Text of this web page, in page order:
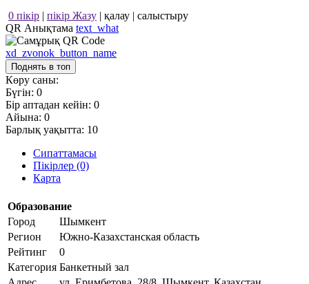
0 пікір | пікір Жазу | қалау | салыстыру
QR Анықтама text_what
xd_zvonok_button_name
Поднять в топ
Көру саны:
Бүгін: 0
Бір аптадан кейін: 0
Айына: 0
Барлық уақытта: 10
Сипаттамасы
Пікірлер (0)
Карта
Образование
Город
Шымкент
Регион
Южно-Казахстанская область
Рейтинг
0
Категория Банкетный зал